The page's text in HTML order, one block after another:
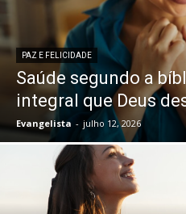
PAZ E FELICIDADE
Saúde segundo a
integral que Deus
Evangelista - julho 12, 2026